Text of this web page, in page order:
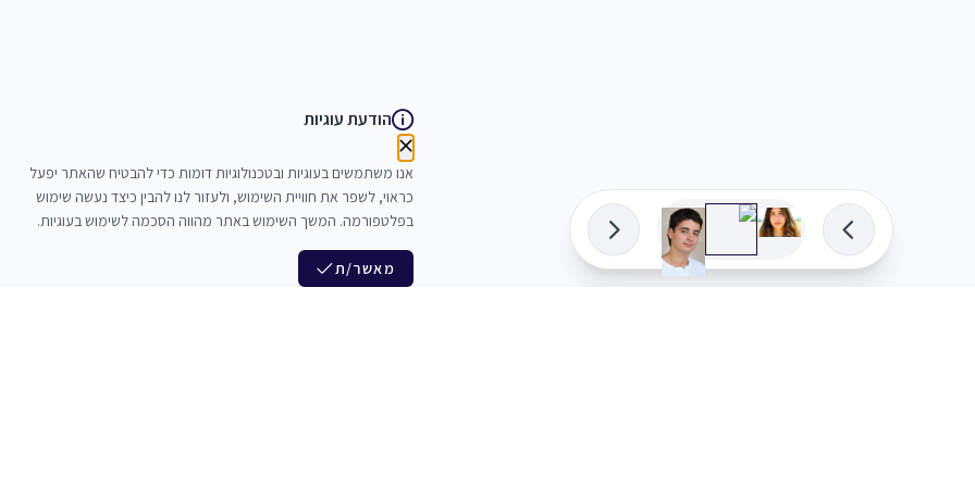
הודעת עוגיות
אנו משתמשים בעוגיות ובטכנולוגיות דומות כדי להבטיח שהאתר יפעל
כראוי, לשפר את חוויית השימוש, ולעזור לנו להבין כיצד נעשה שימוש
בפלטפורמה. המשך השימוש באתר מהווה הסכמה לשימוש בעוגיות.
מאשר/ת